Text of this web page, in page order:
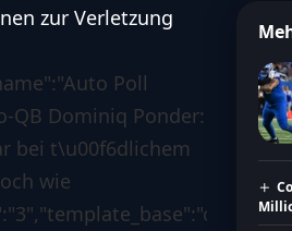
zur Verletzung
Poll
QB Dominiq Ponder:
bei t\u00f6dlichem
wie